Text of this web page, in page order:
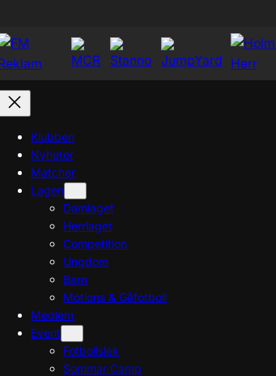
Klubben
Nyheter
Matcher
Lagen
Damlaget
Herrlaget
Competition
Ungdom
Barn
Motions & Gåfotboll
Medlem
Event
Fotbollslek
Sommar Camp